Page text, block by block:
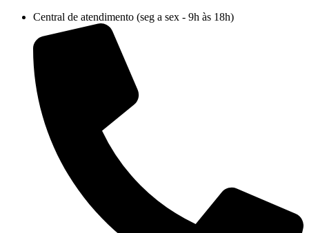
conteúdo
Central de atendimento (seg a sex - 9h às 18h)